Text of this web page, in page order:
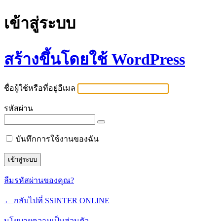
เข้าสู่ระบบ
สร้างขึ้นโดยใช้ WordPress
ชื่อผู้ใช้หรือที่อยู่อีเมล
รหัสผ่าน
บันทึกการใช้งานของฉัน
ลืมรหัสผ่านของคุณ?
← กลับไปที่ SSINTER ONLINE